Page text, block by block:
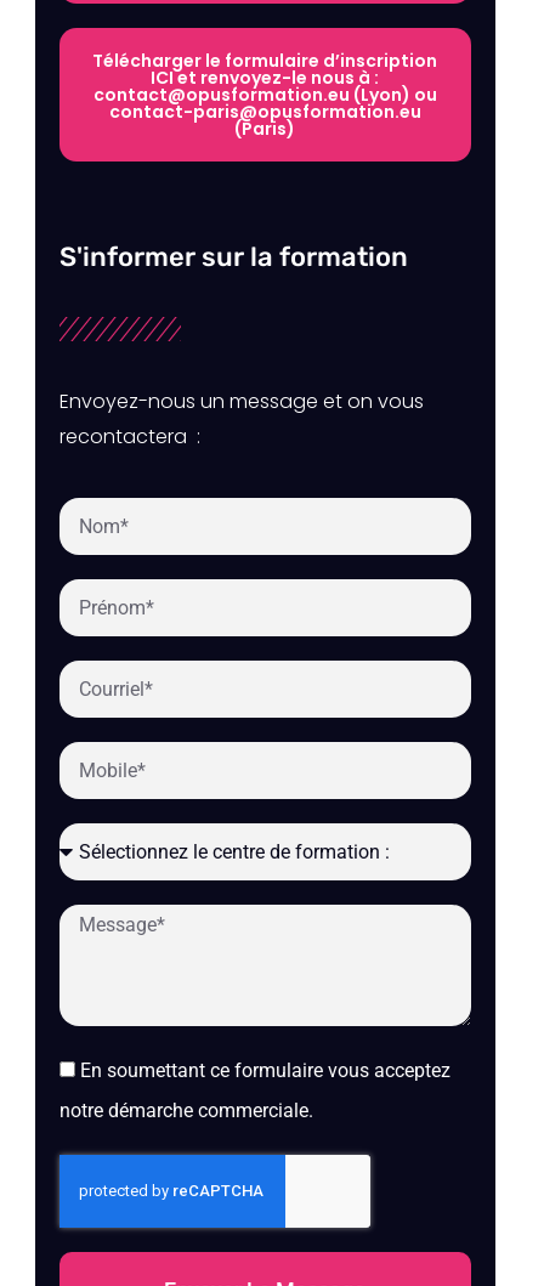
Télécharger le formulaire d’inscription
ICI et renvoyez-le nous à :
contact@opusformation.eu (Lyon) ou
contact-paris@opusformation.eu
(Paris)
S'informer sur la formation
Envoyez-nous un message et on vous
recontactera :
En soumettant ce formulaire vous acceptez
notre démarche commerciale.